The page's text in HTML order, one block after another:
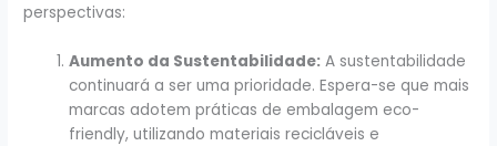
perspectivas:
Aumento da Sustentabilidade: A sustentabilidade
continuará a ser uma prioridade. Espera-se que mais
marcas adotem práticas de embalagem eco-
friendly, utilizando materiais recicláveis e